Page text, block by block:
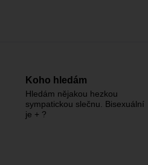
Koho hledám
Hledám nějakou hezkou
sympatickou slečnu. Bisexuální
je + ?